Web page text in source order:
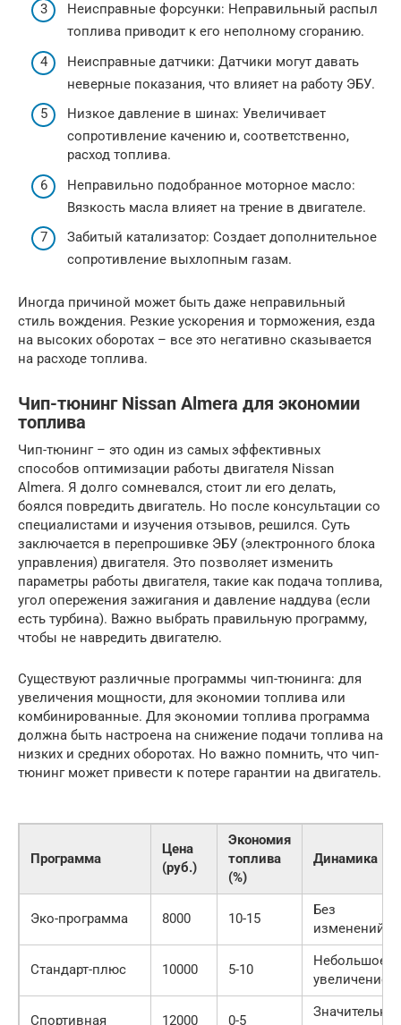
Неисправные форсунки: Неправильный распыл
топлива приводит к его неполному сгоранию.
Неисправные датчики: Датчики могут давать
неверные показания, что влияет на работу ЭБУ.
Низкое давление в шинах: Увеличивает
сопротивление качению и, соответственно,
расход топлива.
Неправильно подобранное моторное масло:
Вязкость масла влияет на трение в двигателе.
Забитый катализатор: Создает дополнительное
сопротивление выхлопным газам.
Иногда причиной может быть даже неправильный
стиль вождения. Резкие ускорения и торможения, езда
на высоких оборотах – все это негативно сказывается
на расходе топлива.
Чип-тюнинг Nissan Almera для экономии
топлива
Чип-тюнинг – это один из самых эффективных
способов оптимизации работы двигателя Nissan
Almera. Я долго сомневался, стоит ли его делать,
боялся повредить двигатель. Но после консультации со
специалистами и изучения отзывов, решился. Суть
заключается в перепрошивке ЭБУ (электронного блока
управления) двигателя. Это позволяет изменить
параметры работы двигателя, такие как подача топлива,
угол опережения зажигания и давление наддува (если
есть турбина). Важно выбрать правильную программу,
чтобы не навредить двигателю.
Существуют различные программы чип-тюнинга: для
увеличения мощности, для экономии топлива или
комбинированные. Для экономии топлива программа
должна быть настроена на снижение подачи топлива на
низких и средних оборотах. Но важно помнить, что чип-
тюнинг может привести к потере гарантии на двигатель.
Программа
Цена
(руб.)
Экономия
топлива
(%)
Динамика
Эко-программа 8000 10-15
Без
изменений
Стандарт-плюс 10000 5-10
Небольшое
увеличение
Спортивная 12000 0-5